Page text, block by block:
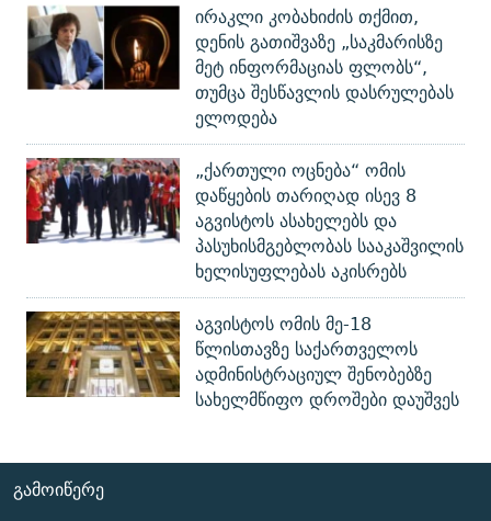
ირაკლი კობახიძის თქმით,
დენის გათიშვაზე „საკმარისზე
მეტ ინფორმაციას ფლობს“,
თუმცა შესწავლის დასრულებას
ელოდება
„ქართული ოცნება“ ომის
დაწყების თარიღად ისევ 8
აგვისტოს ასახელებს და
პასუხისმგებლობას სააკაშვილის
ხელისუფლებას აკისრებს
აგვისტოს ომის მე-18
წლისთავზე საქართველოს
ადმინისტრაციულ შენობებზე
სახელმწიფო დროშები დაუშვეს
ᲒᲐᲛᲝᲘᲬᲔᲠᲔ